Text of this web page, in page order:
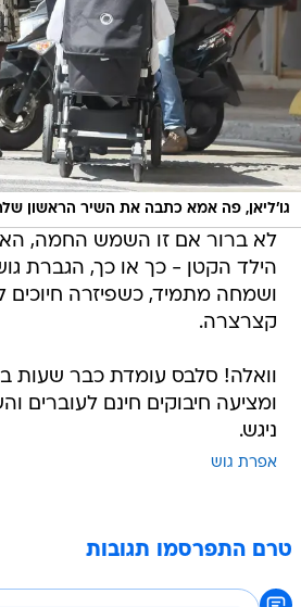
גו'ליאן, פה אמא כתבה את השיר הראשון
לא ברור אם זו השמש החמה,
הילד הקטן - כך או כך, הגברת
ושמחה מתמיד, כשפיזרה
קצרצרה.
וואלה! סלבס עומדת כבר שעות
ומציעה חיבוקים חינם לעוברים
ניגש.
אפרת גוש
טרם התפרסמו תגובות